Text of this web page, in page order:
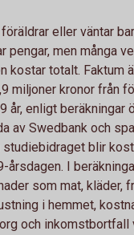
eller väntar
pengar, men många
kostar totalt. Faktum
miljoner kronor från
år, enligt beräkningar
av Swedbank och
studiebidraget blir
årsdagen. I
som mat, kläder,
i hemmet,
och inkomstbortfall